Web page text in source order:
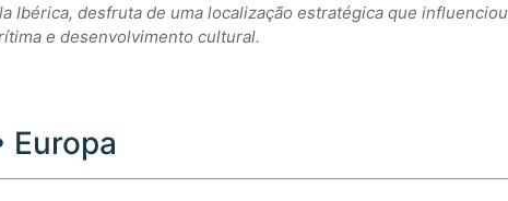
Ibérica, desfruta de uma localização estratégica que influenciou
e desenvolvimento cultural.
Europa